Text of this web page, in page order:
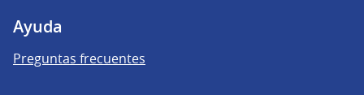
Ayuda
Preguntas frecuentes